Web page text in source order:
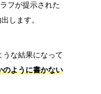
フが提示された
します。
うな結果になって
のように書かない